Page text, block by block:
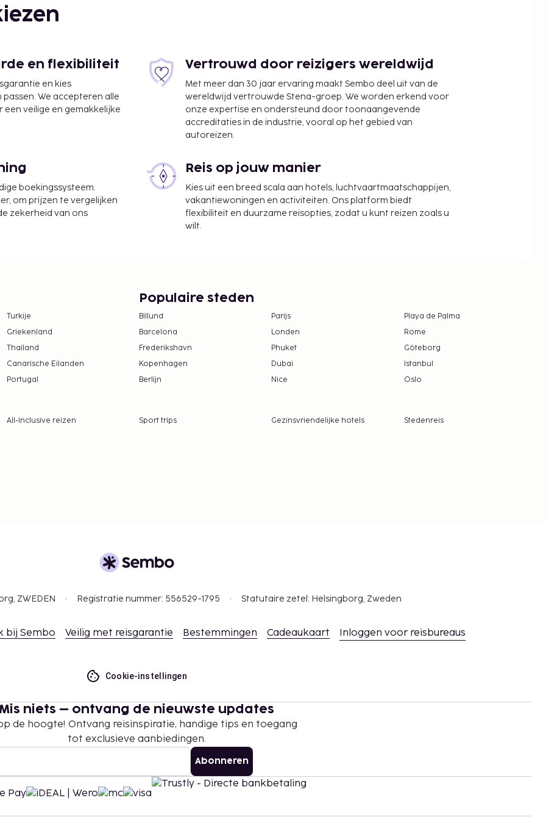
Ioannis
worden betaald. De
en bij de
voor meer informatie
in de
tot 31 maart
betalingen bij deze
Neem voor
via de gegevens in
en flexibiliteit
en kies
We accepteren alle
veilige en gemakkelijke
Vertrouwd door reizigers wereldwijd
Met meer dan 30 jaar ervaring maakt Sembo deel uit van de
wereldwijd vertrouwde Stena-groep. We worden erkend voor
onze expertise en ondersteund door toonaangevende
accreditaties in de industrie, vooral op het gebied van
autoreizen.
boekingssysteem.
om prijzen te vergelijken
zekerheid van ons
Reis op jouw manier
Kies uit een breed scala aan hotels, luchtvaartmaatschappijen,
vakantiewoningen en activiteiten. Ons platform biedt
flexibiliteit en duurzame reisopties, zodat u kunt reizen zoals u
wilt.
Turkije
Griekenland
Thailand
Canarische Eilanden
Portugal
Populaire steden
Billund Parijs
Playa de Palma
Barcelona
Londen
Rome
Frederikshavn
Phuket
Göteborg
Kopenhagen
Dubai
Istanbul
Berlijn
Nice Oslo
All-Inclusive reizen Sport trips Gezinsvriendelijke hotels
Stedenreis
ZWEDEN Registratie nummer: 556529-1795 Statutaire zetel: Helsingborg, Zweden
bij Sembo Veilig met reisgarantie Bestemmingen Cadeaukaart Inloggen voor reisbureaus
Cookie-instellingen
niets – ontvang de nieuwste updates
de hoogte! Ontvang reisinspiratie, handige tips en toegang
tot exclusieve aanbiedingen.
Abonneren